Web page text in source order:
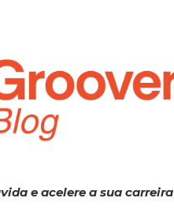
e acelere a sua carreira